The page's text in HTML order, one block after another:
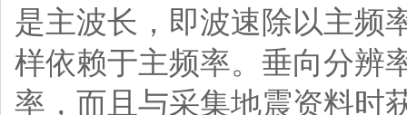
是主波长，即波速除以主频
样依赖于主频率。垂向分辨
率，而且与采集地震资料时